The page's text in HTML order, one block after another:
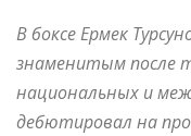
В боксе Ермек
знаменитым после
национальных и
дебютировал на